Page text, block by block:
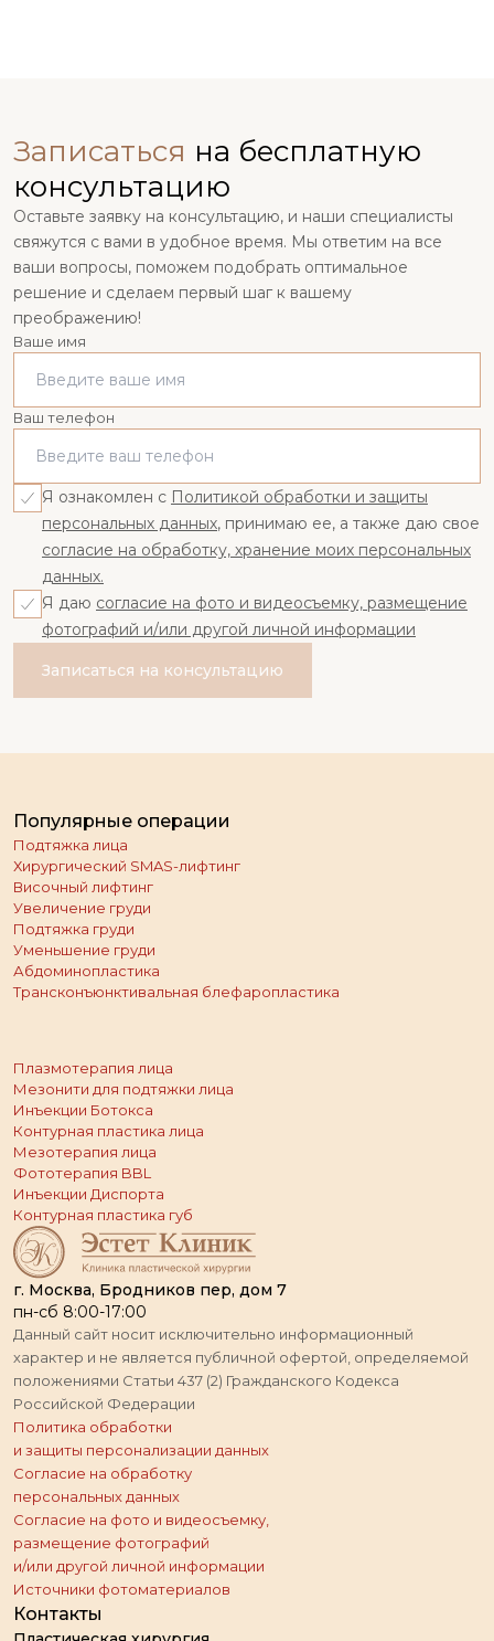
Записаться на бесплатную
консультацию
Оставьте заявку на консультацию, и наши специалисты
свяжутся с вами в удобное время. Мы ответим на все
ваши вопросы, поможем подобрать оптимальное
решение и сделаем первый шаг к вашему
преображению!
Ваше имя
Ваш телефон
Я ознакомлен с Политикой обработки и защиты
персональных данных, принимаю ее, а также даю свое
согласие на обработку, хранение моих персональных
данных.
Я даю согласие на фото и видеосъемку, размещение
фотографий и/или другой личной информации
Записаться на консультацию
г. Москва, Бродников пер, дом 7
пн-сб 8:00-17:00
Данный сайт носит исключительно информационный
характер и не является публичной офертой, определяемой
положениями Статьи 437 (2) Гражданского Кодекса
Российской Федерации
Политика обработки
и защиты персонализации данных
Согласие на обработку
персональных данных
Согласие на фото и видеосъемку,
размещение фотографий
и/или другой личной информации
Источники фотоматериалов
Популярные операции
Подтяжка лица
Хирургический SMAS-лифтинг
Височный лифтинг
Увеличение груди
Подтяжка груди
Уменьшение груди
Абдоминопластика
Трансконъюнктивальная блефаропластика
Плазмотерапия лица
Мезонити для подтяжки лица
Инъекции Ботокса
Контурная пластика лица
Мезотерапия лица
Фототерапия BBL
Инъекции Диспорта
Контурная пластика губ
Контакты